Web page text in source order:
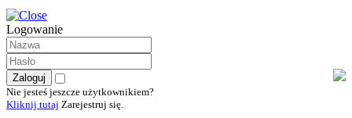
Logowanie
Nie jesteś jeszcze użytkownikiem?
Kliknij tutaj Zarejestruj się.